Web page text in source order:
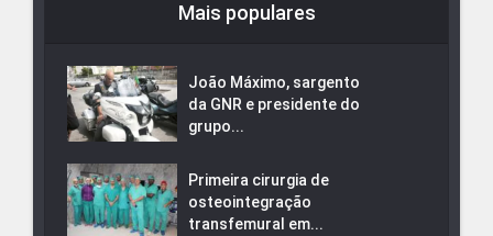
Mais populares
João Máximo, sargento
da GNR e presidente do
grupo...
Primeira cirurgia de
osteointegração
transfemural em...